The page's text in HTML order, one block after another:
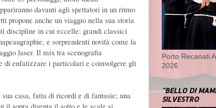
davanti agli spettatori in un ritmo
propone anche un viaggio nella sua storia
discipline in cui eccelle: grandi classici
e sorprendenti novità come la
laser. Il mix tra scenografia
di enfatizzare i particolari e coinvolgere gli
casa, fatta di ricordi e di fantasie; una
Porto Recanati
2026
"BELLO DI
SILVESTRO